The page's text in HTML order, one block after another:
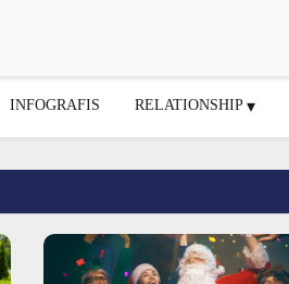
INFOGRAFIS RELATIONSHIP